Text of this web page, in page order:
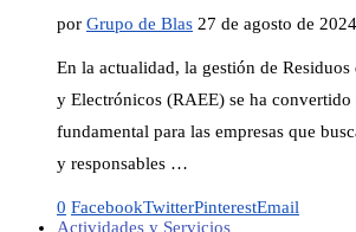
por Grupo de Blas 27 de agosto de 2024
En la actualidad, la gestión de
y Electrónicos (RAEE) se ha convertido
fundamental para las empresas que
y responsables …
0 FacebookTwitterPinterestEmail
Actividades y Servicios